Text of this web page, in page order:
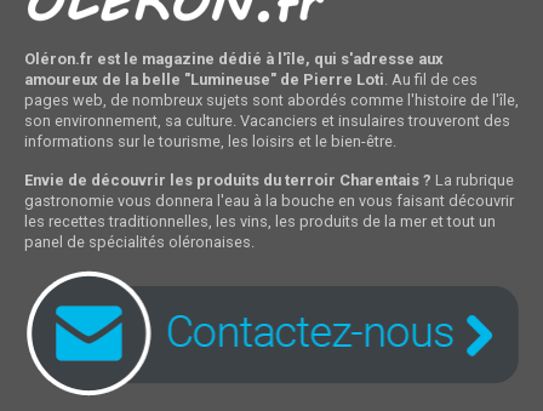
Oléron.fr est le magazine dédié à l'île, qui s'adresse aux
amoureux de la belle "Lumineuse" de Pierre Loti . Au fil de ces
pages web, de nombreux sujets sont abordés comme l'histoire de l'île,
son environnement, sa culture. Vacanciers et insulaires trouveront des
informations sur le tourisme, les loisirs et le bien-être.
Envie de découvrir les produits du terroir Charentais ? La rubrique
gastronomie vous donnera l'eau à la bouche en vous faisant découvrir
les recettes traditionnelles, les vins, les produits de la mer et tout un
panel de spécialités oléronaises.